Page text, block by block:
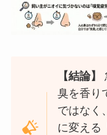
【結論】
臭を香り
ではなく
に変える